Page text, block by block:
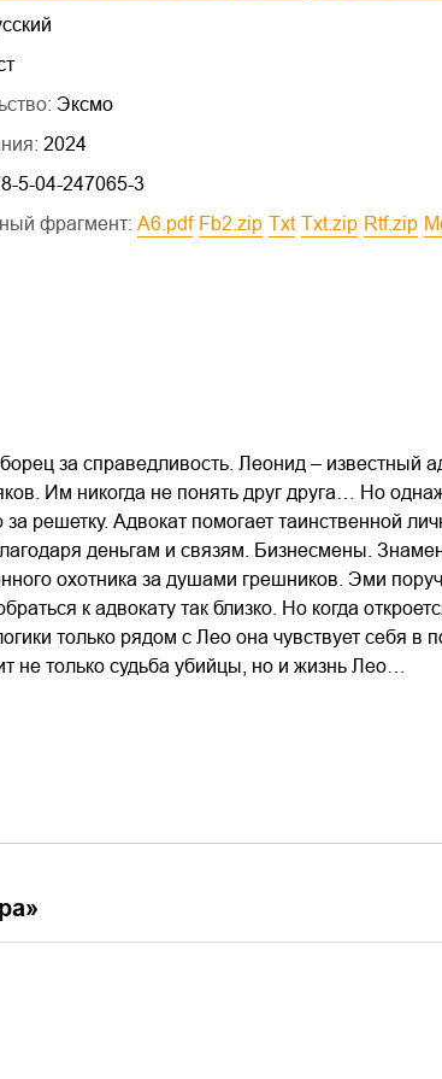
Эксмо
2024
5-04-247065-3
фрагмент:
a6.pdf fb2.zip txt txt.zip rtf.zip
за справедливость. Леонид – известный
Им никогда не понять друг друга… Но
решетку. Адвокат помогает таинственной
деньгам и связям. Бизнесмены.
охотника за душами грешников. Эми
к адвокату так близко. Но когда
только рядом с Лео она чувствует себя в
не только судьба убийцы, но и жизнь Лео…
»